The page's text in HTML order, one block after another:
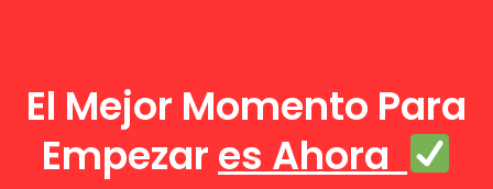
El Mejor Momento Para
Empezar es Ahora